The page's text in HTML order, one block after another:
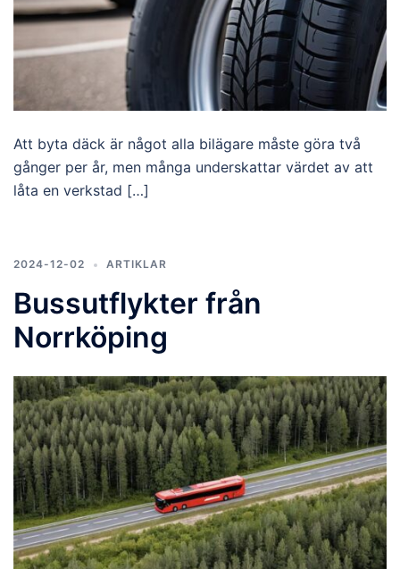
Att byta däck är något alla bilägare måste göra två
gånger per år, men många underskattar värdet av att
låta en verkstad […]
2024-12-02 ARTIKLAR
Bussutflykter från
Norrköping